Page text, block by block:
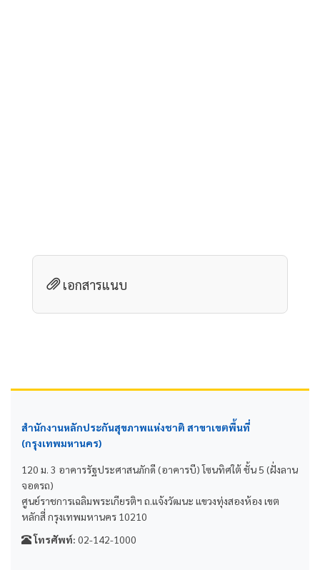
เอกสารแนบ
สำนักงานหลักประกันสุขภาพแห่งชาติ สาขาเขตพื้นที่
(กรุงเทพมหานคร)
120 ม. 3 อาคารรัฐประศาสนภักดี (อาคารบี) โซนทิศใต้ ชั้น 5 (ฝั่งลาน
จอดรถ)
ศูนย์ราชการเฉลิมพระเกียรติฯ ถ.แจ้งวัฒนะ แขวงทุ่งสองห้อง เขต
หลักสี่ กรุงเทพมหานคร 10210
โทรศัพท์: 02-142-1000